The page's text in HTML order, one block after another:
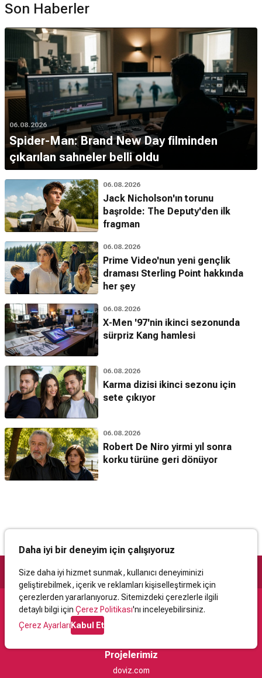
Son Haberler
06.08.2026
Spider-Man: Brand New Day filminden
çıkarılan sahneler belli oldu
06.08.2026
Jack Nicholson'ın torunu
başrolde: The Deputy'den ilk
fragman
06.08.2026
Prime Video'nun yeni gençlik
draması Sterling Point hakkında
her şey
06.08.2026
X-Men '97'nin ikinci sezonunda
sürpriz Kang hamlesi
06.08.2026
Karma dizisi ikinci sezonu için
sete çıkıyor
06.08.2026
Robert De Niro yirmi yıl sonra
korku türüne geri dönüyor
Daha iyi bir deneyim için çalışıyoruz
Size daha iyi hizmet sunmak, kullanıcı deneyiminizi
geliştirebilmek, içerik ve reklamları kişiselleştirmek için
çerezlerden yararlanıyoruz. Sitemizdeki çerezlerle ilgili
detaylı bilgi için Çerez Politikası'nı inceleyebilirsiniz.
Çerez AyarlarıKabul Et
Destek
İletişimYardımKullanıcı Sözleşmesi
Projelerimiz
doviz.com